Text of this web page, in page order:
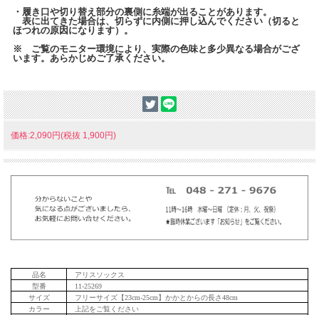
・履き口や切り替え部分の裏側に糸端が出ることがあります。
表に出てきた場合は、切らずに内側に押し込んでください（切ると
ほつれの原因になります）。
※ ご覧のモニター環境により、実際の色味と多少異なる場合がござ
います。あらかじめご了承ください。
価格:2,090円(税抜 1,900円)
品名
アリスソックス
型番
11-25269
サイズ
フリーサイズ【23cm-25cm】かかとからの長さ48cm
カラー
上記をご覧ください